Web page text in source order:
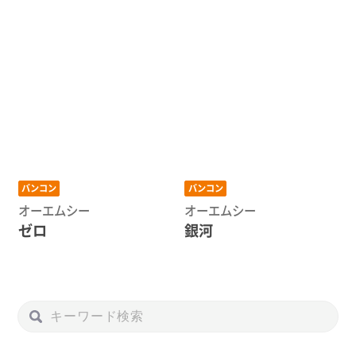
バンコン
オーエムシー
ゼロ
バンコン
オーエムシー
銀河